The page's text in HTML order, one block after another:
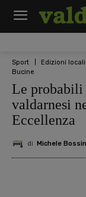
Sport Edizioni locali
Bucine
Le probabili
valdarnesi
Eccellenza
di Michele